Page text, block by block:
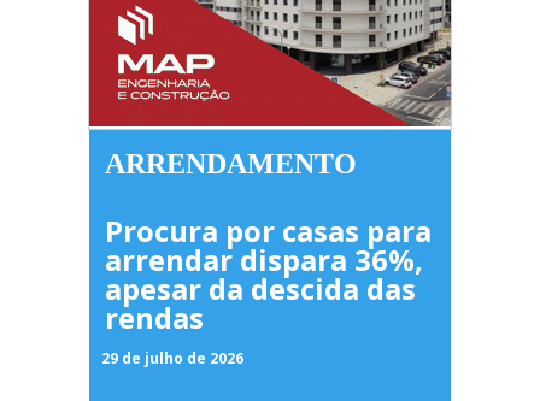
ARRENDAMENTO
Procura por casas para
arrendar dispara 36%,
apesar da descida das
rendas
29 de julho de 2026